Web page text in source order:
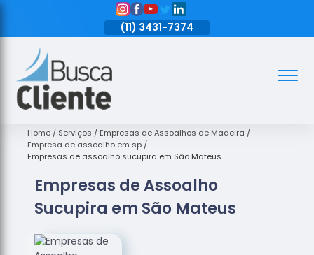
(11) 3431-7374
Assoalhos
de Madeira
Decks de
Empresas
de
de Madeira
Home Serviços
Empresas de Assoalhos de Madeira
Empresa de assoalho em sp
Empresas de assoalho sucupira em São Mateus
Empresas de Assoalho
Sucupira em São Mateus